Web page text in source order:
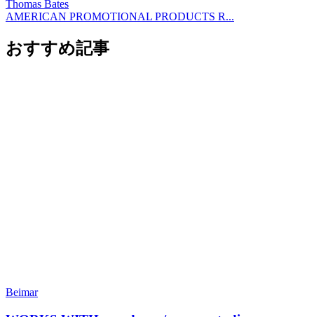
Thomas Bates
AMERICAN PROMOTIONAL PRODUCTS R...
おすすめ記事
Beimar